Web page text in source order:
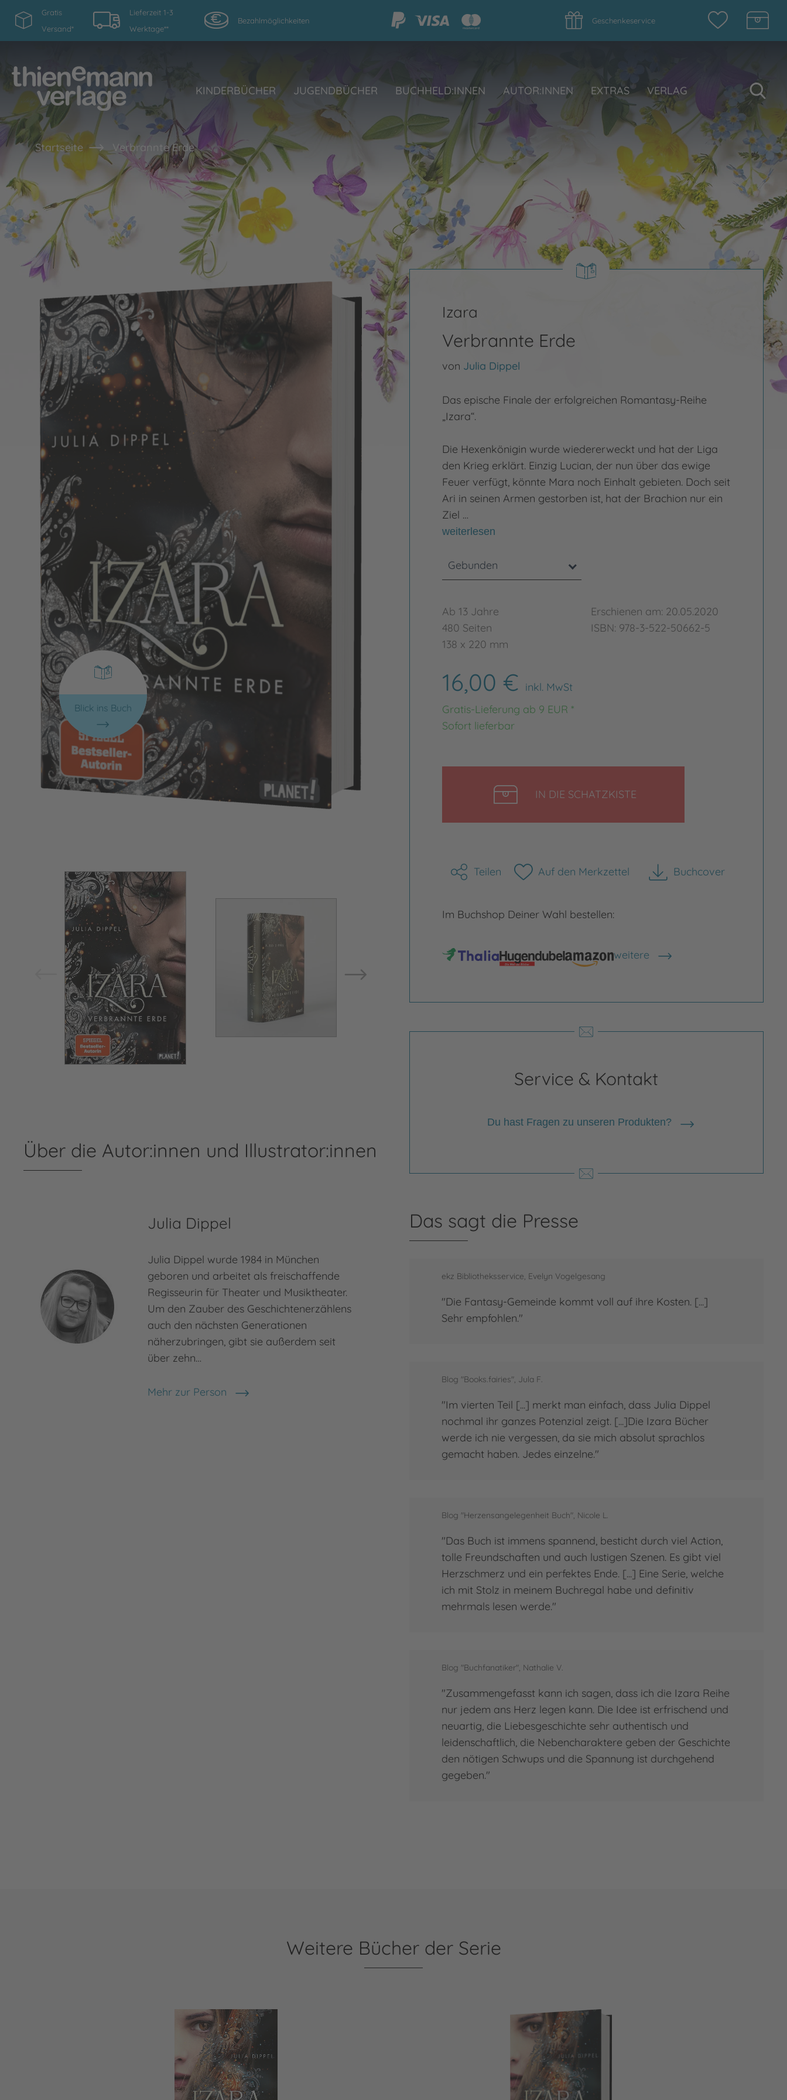
Gratis
Versand*
Lieferzeit 1-3
Werktage**
Bezahlmöglichkeiten Geschenkeservice
KINDERBÜCHER JUGENDBÜCHER BUCHHELD:INNEN AUTOR:INNEN EXTRAS VERLAG
Startseite Verbrannte Erde
Blick ins Buch
Izara
Verbrannte Erde
von Julia Dippel
Das epische Finale der erfolgreichen Romantasy-Reihe
„Izara“.
Die Hexenkönigin wurde wiedererweckt und hat der Liga
den Krieg erklärt. Einzig Lucian, der nun über das ewige
Feuer verfügt, könnte Mara noch Einhalt gebieten. Doch seit
Ari in seinen Armen gestorben ist, hat der Brachion nur ein
Ziel …
weiterlesen
Gebunden
Ab 13 Jahre
480 Seiten
138 x 220 mm
Erschienen am: 20.05.2020
ISBN: 978-3-522-50662-5
16,00 € inkl. MwSt
Gratis-Lieferung ab 9 EUR *
Sofort lieferbar
IN DIE SCHATZKISTE
Teilen Auf den Merkzettel Buchcover
herunterladen
Im Buchshop Deiner Wahl bestellen:
weitere
Shops anzeigen
Service & Kontakt
Du hast Fragen zu unseren Produkten?
Über die Autor:innen und Illustrator:innen
Julia Dippel
Julia Dippel wurde 1984 in München
geboren und arbeitet als freischaffende
Regisseurin für Theater und Musiktheater.
Um den Zauber des Geschichtenerzählens
auch den nächsten Generationen
näherzubringen, gibt sie außerdem seit
über zehn…
Mehr zur Person
Julia Dippel
Das sagt die Presse
ekz Bibliotheksservice, Evelyn Vogelgesang
"Die Fantasy-Gemeinde kommt voll auf ihre Kosten. [...]
Sehr empfohlen."
Blog "Books.fairies", Jula F.
"Im vierten Teil [...] merkt man einfach, dass Julia Dippel
nochmal ihr ganzes Potenzial zeigt. [...]Die Izara Bücher
werde ich nie vergessen, da sie mich absolut sprachlos
gemacht haben. Jedes einzelne."
Blog "Herzensangelegenheit Buch", Nicole L.
"Das Buch ist immens spannend, besticht durch viel Action,
tolle Freundschaften und auch lustigen Szenen. Es gibt viel
Herzschmerz und ein perfektes Ende. [...] Eine Serie, welche
ich mit Stolz in meinem Buchregal habe und definitiv
mehrmals lesen werde."
Blog "Buchfanatiker", Nathalie V.
"Zusammengefasst kann ich sagen, dass ich die Izara Reihe
nur jedem ans Herz legen kann. Die Idee ist erfrischend und
neuartig, die Liebesgeschichte sehr authentisch und
leidenschaftlich, die Nebencharaktere geben der Geschichte
den nötigen Schwups und die Spannung ist durchgehend
gegeben."
Weitere Bücher der Serie